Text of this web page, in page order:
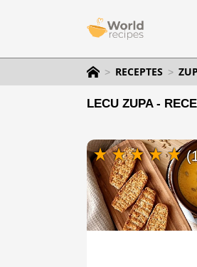
RECEPTES
LECU ZUPA -